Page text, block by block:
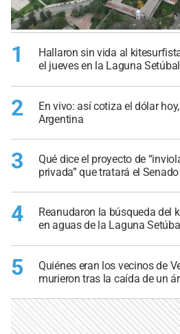
1
Hallaron sin vida al
el jueves en la Laguna Setúbal
2
En vivo: así cotiza el dólar
Argentina
3
Qué dice el proyecto de
privada” que tratará el Senado
4
Reanudaron la búsqueda del
en aguas de la Laguna Setúbal
5
Quiénes eran los vecinos de
murieron tras la caída de un